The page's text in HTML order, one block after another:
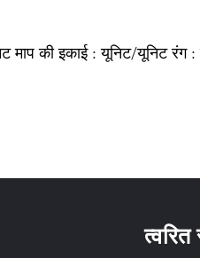
माप की इकाई :यूनिट/यूनिट रंग :